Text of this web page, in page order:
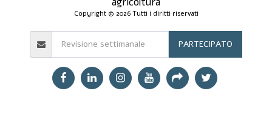
Copyright © 2026 Tutti i diritti riservati
PARTECIPATO